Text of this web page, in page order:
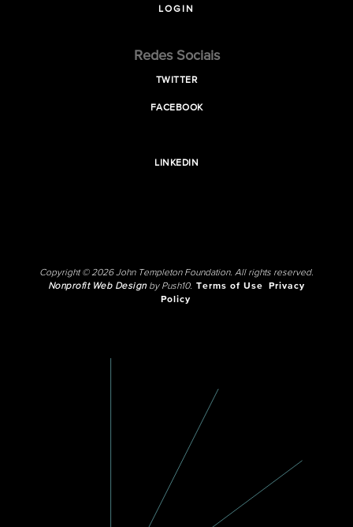
LOGIN
Redes Sociais
TWITTER
FACEBOOK
LINKEDIN
Copyright © 2026 John Templeton Foundation. All rights reserved.
Nonprofit Web Designby Push10. Terms of Use
Privacy
Policy